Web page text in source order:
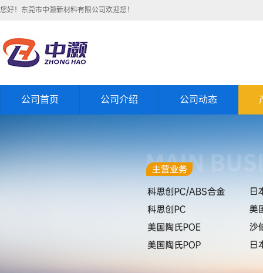
您好！东莞市中灏新材料有限公司欢迎您！
公司首页 公司介绍 公司动态